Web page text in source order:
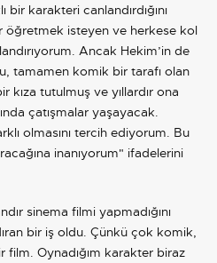
karakteri canlandırdığını
öğretmek isteyen ve herkese kol
Ancak Hekim’in de
tamamen komik bir tarafı olan
kıza tutulmuş ve yıllardır ona
çatışmalar yaşayacak.
olmasını tercih ediyorum. Bu
inanıyorum" ifadelerini
sinema filmi yapmadığını
bir iş oldu. Çünkü çok komik,
film. Oynadığım karakter biraz